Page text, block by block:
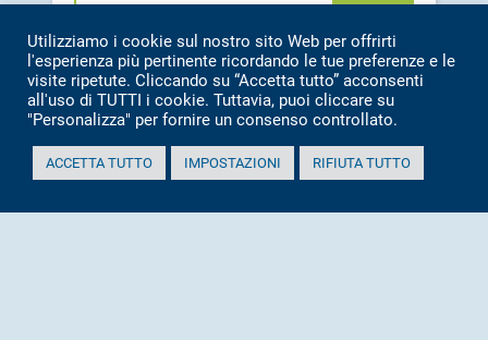
CONTATTI:
SEDE: TEL.071 7976209
IMPIANTO: TEL.071 7976369
INFO@ASAMBIENTE.IT
Utilizziamo i cookie sul nostro sito Web per offrirti
l'esperienza più pertinente ricordando le tue preferenze e le
visite ripetute. Cliccando su “Accetta tutto” acconsenti
all'uso di TUTTI i cookie. Tuttavia, puoi cliccare su
"Personalizza" per fornire un consenso controllato.
ACCETTA TUTTO IMPOSTAZIONI RIFIUTA TUTTO